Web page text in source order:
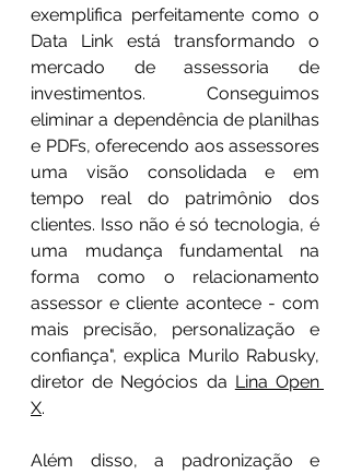
exemplifica perfeitamente como o
Data Link está transformando o
mercado de assessoria de
investimentos. Conseguimos
eliminar a dependência de planilhas
e PDFs, oferecendo aos assessores
uma visão consolidada e em
tempo real do patrimônio dos
clientes. Isso não é só tecnologia, é
uma mudança fundamental na
forma como o relacionamento
assessor e cliente acontece - com
mais precisão, personalização e
confiança", explica Murilo Rabusky,
diretor de Negócios da Lina Open
X.
Além disso, a padronização e